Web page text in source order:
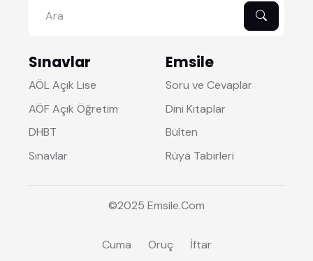
Sınavlar
AÖL Açık Lise
AÖF Açık Öğretim
DHBT
Sınavlar
Emsile
Soru ve Cevaplar
Dini Kitaplar
Bülten
Rüya Tabirleri
©2025 Emsile.Com
Cuma Oruç İftar